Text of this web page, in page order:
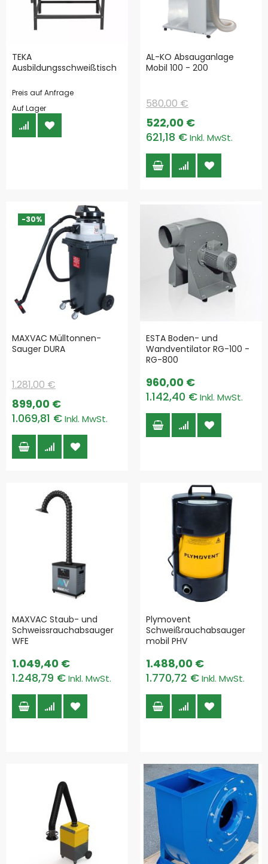
TEKA
Ausbildungsschweißtisch
Preis auf Anfrage
Auf Lager
AL-KO Absauganlage
Mobil 100 - 200
Special
Price
621,18 €
522,00 €
580,00 €
-30%
MAXVAC Mülltonnen-
Sauger DURA
Special
Price
1.069,81 €
899,00 €
1.281,00 €
ESTA Boden- und
Wandventilator RG-100 -
RG-800
1.142,40 €
960,00 €
MAXVAC Staub- und
Schweissrauchabsauger
WFE
1.248,79 €
1.049,40 €
Plymovent
Schweißrauchabsauger
mobil PHV
1.770,72 €
1.488,00 €